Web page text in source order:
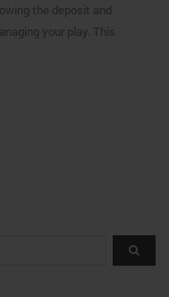
the deposit and
your play. This